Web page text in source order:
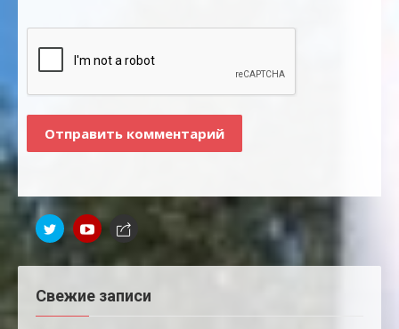
Свежие записи